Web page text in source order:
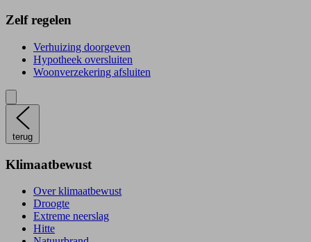
Zelf regelen
Verhuizing doorgeven
Hypotheek oversluiten
Woonverzekering afsluiten
terug
Klimaatbewust
Over klimaatbewust
Droogte
Extreme neerslag
Hitte